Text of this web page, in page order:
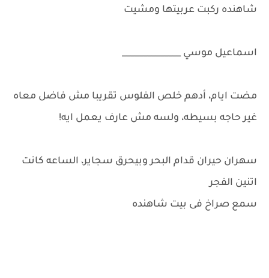
شاهنده ركبت عربيتها ومشيت
اسماعيل موسي ______________
مضت ايام، أدهم خلص الفلوس تقريبا مش فاضل معاه
غير حاجه بسيطه، ولسه مش عارف يعمل ايه!
سهران حيران قدام البحر وبيحرق سجاير، الساعه كانت
اتنين الفجر
سمع صراخ فى بيت شاهنده